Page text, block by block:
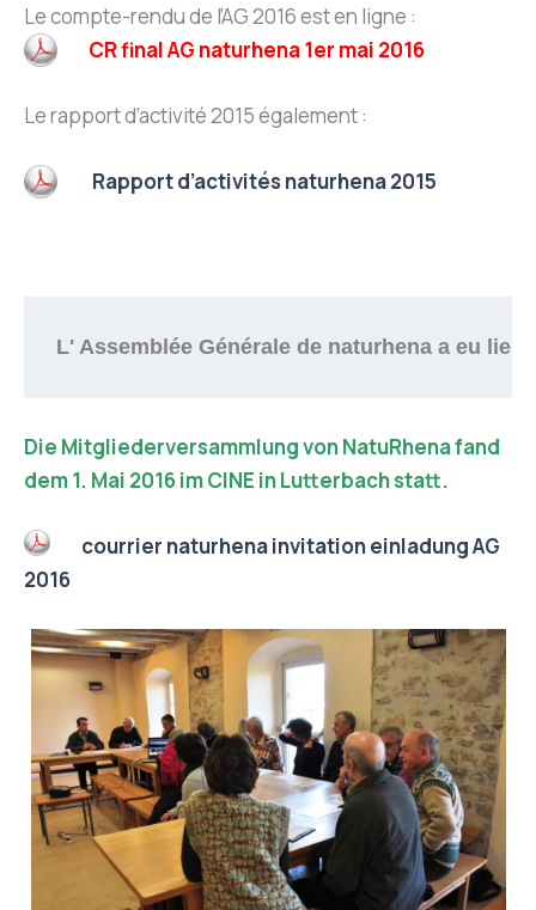
Le compte-rendu de l’AG 2016 est en ligne :
CR final AG naturhena 1er mai 2016
Le rapport d’activité 2015 également :
Rapport d’activités naturhena 2015
L' Assemblée Générale de naturhena a eu
Die Mitgliederversammlung von NatuRhena fand
dem 1. Mai 2016 im CINE in Lutterbach statt.
courrier naturhena invitation einladung AG
2016